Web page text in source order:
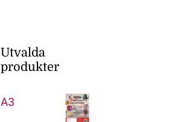
Utvalda
produkter
A3